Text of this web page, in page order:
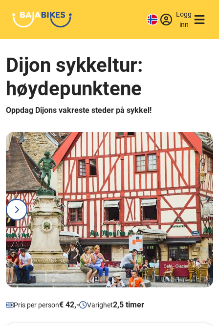
Logg
inn
Dijon sykkeltur:
høydepunktene
Oppdag Dijons vakreste steder på sykkel!
Pris per person€ 42,- Varighet2,5 timer